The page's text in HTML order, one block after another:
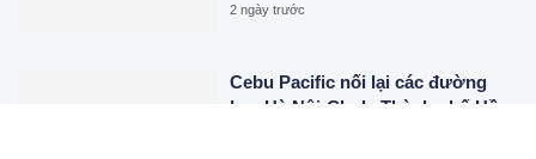
2 ngày trước
Cebu Pacific nối lại các đường
bay Hà Nội-Clark, Thành phố Hồ